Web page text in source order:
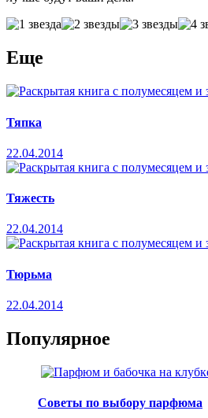
Еще
Тяпка
22.04.2014
Тяжесть
22.04.2014
Тюрьма
22.04.2014
Популярное
Советы по выбору парфюма